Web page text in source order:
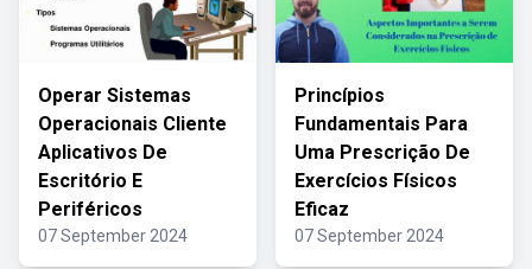
Operar Sistemas
Operacionais Cliente
Aplicativos De
Escritório E
Periféricos
07 September 2024
Princípios
Fundamentais Para
Uma Prescrição De
Exercícios Físicos
Eficaz
07 September 2024